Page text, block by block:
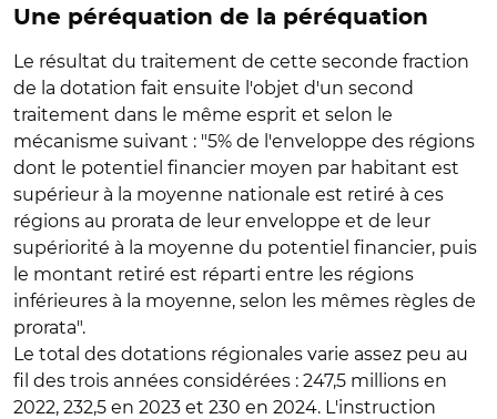
Une péréquation de la péréquation
Le résultat du traitement de cette seconde fraction
de la dotation fait ensuite l'objet d'un second
traitement dans le même esprit et selon le
mécanisme suivant : "5% de l'enveloppe des régions
dont le potentiel financier moyen par habitant est
supérieur à la moyenne nationale est retiré à ces
régions au prorata de leur enveloppe et de leur
supériorité à la moyenne du potentiel financier, puis
le montant retiré est réparti entre les régions
inférieures à la moyenne, selon les mêmes règles de
prorata".
Le total des dotations régionales varie assez peu au
fil des trois années considérées : 247,5 millions en
2022, 232,5 en 2023 et 230 en 2024. L'instruction